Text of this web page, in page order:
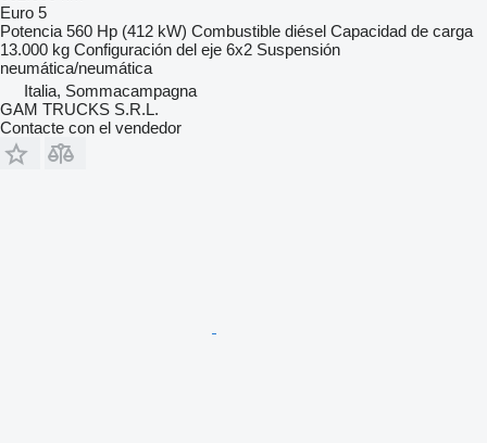
Euro 5
Potencia 560 Hp (412 kW) Combustible diésel Capacidad de carga
13.000 kg Configuración del eje 6x2 Suspensión
neumática/neumática
Italia, Sommacampagna
GAM TRUCKS S.R.L.
Contacte con el vendedor